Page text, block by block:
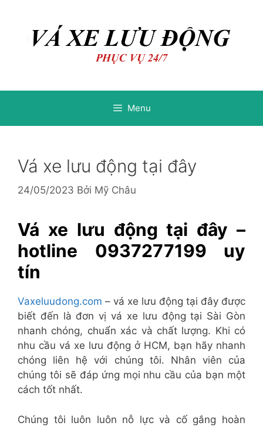
Menu
Vá xe lưu động tại đây
24/05/2023 Bởi Mỹ Châu
Vá xe lưu động tại đây –
hotline 0937277199 uy
tín
Vaxeluudong.com – vá xe lưu động tại đây được
biết đến là đơn vị vá xe lưu động tại Sài Gòn
nhanh chóng, chuẩn xác và chất lượng. Khi có
nhu cầu vá xe lưu động ở HCM, bạn hãy nhanh
chóng liên hệ với chúng tôi. Nhân viên của
chúng tôi sẽ đáp ứng mọi nhu cầu của bạn một
cách tốt nhất.
Chúng tôi luôn luôn nỗ lực và cố gắng hoàn